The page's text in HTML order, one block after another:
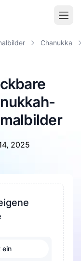
Chanukka
2025
ein